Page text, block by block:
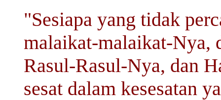
"Sesiapa yang tidak
malaikat-malaikat-Nya,
Rasul-Rasul-Nya, dan
sesat dalam kesesatan